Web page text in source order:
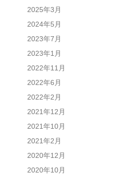
2025年3月
2024年5月
2023年7月
2023年1月
2022年11月
2022年6月
2022年2月
2021年12月
2021年10月
2021年2月
2020年12月
2020年10月